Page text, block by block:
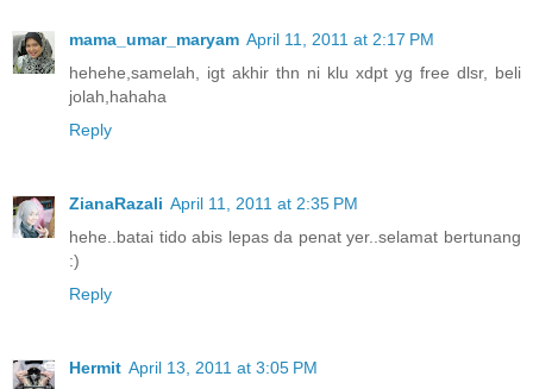
mama_umar_maryam April 11, 2011 at 2:17 PM
hehehe,samelah, igt akhir thn ni klu xdpt yg free dlsr, beli
jolah,hahaha
Reply
ZianaRazali April 11, 2011 at 2:35 PM
hehe..batai tido abis lepas da penat yer..selamat bertunang
:)
Reply
Hermit April 13, 2011 at 3:05 PM